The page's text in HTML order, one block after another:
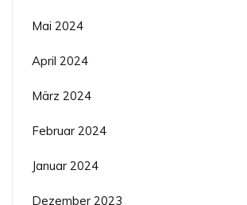
Mai 2024
April 2024
März 2024
Februar 2024
Januar 2024
Dezember 2023